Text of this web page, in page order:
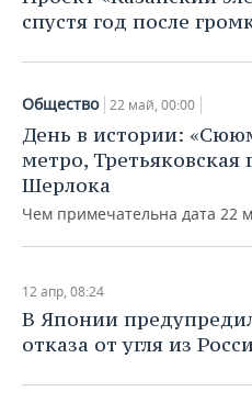
спустя год после
Общество 22 май, 00:00
День в истории:
метро, Третьяковская
Шерлока
Чем примечательна дата 22
12 апр, 08:24
В Японии
отказа от угля из